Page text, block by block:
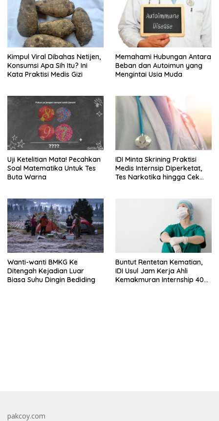
Kimpul Viral Dibahas Netijen,
Konsumsi Apa Sih Itu? Ini
Kata Praktisi Medis Gizi
Memahami Hubungan Antara
Beban dan Autoimun yang
Mengintai Usia Muda
Uji Ketelitian Mata! Pecahkan
Soal Matematika Untuk Tes
Buta Warna
IDI Minta Skrining Praktisi
Medis Internsip Diperketat,
Tes Narkotika hingga Cek
Wanti-wanti BMKG Ke
Ditengah Kejadian Luar
Biasa Suhu Dingin Bediding
Buntut Rentetan Kematian,
IDI Usul Jam Kerja Ahli
Kemakmuran Internship 40
pakcoy.com